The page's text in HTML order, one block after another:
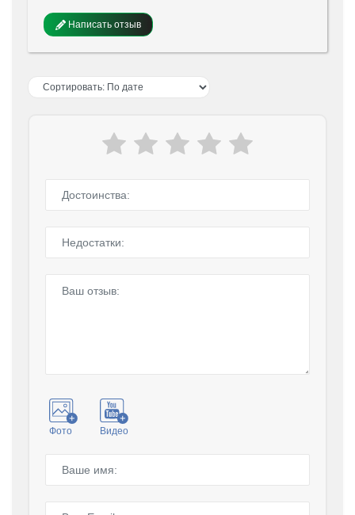
Написать отзыв
Фото Видео